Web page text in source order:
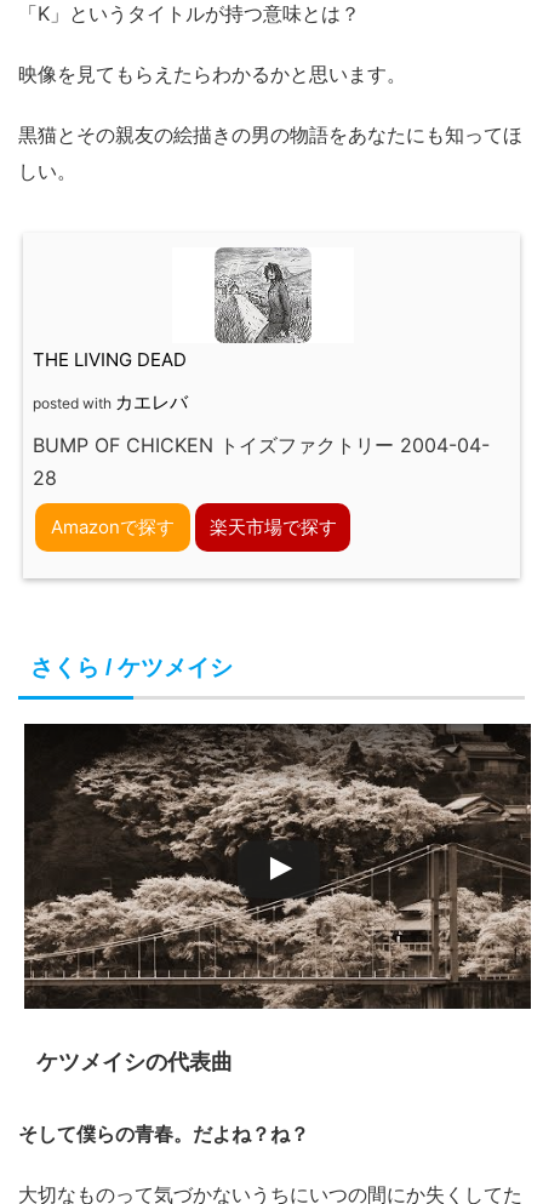
「K」というタイトルが持つ意味とは？
映像を見てもらえたらわかるかと思います。
黒猫とその親友の絵描きの男の物語をあなたにも知ってほ
しい。
THE LIVING DEAD
posted with カエレバ
BUMP OF CHICKEN トイズファクトリー 2004-04-
28
Amazonで探す 楽天市場で探す
さくら / ケツメイシ
ケツメイシの代表曲
そして僕らの青春。だよね？ね？
大切なものって気づかないうちにいつの間にか失くしてた